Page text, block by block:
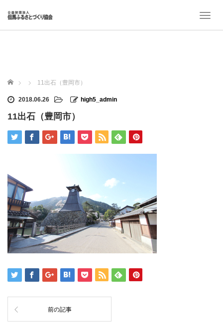
T
ホーム 11出石（豊岡市）
2018.06.26 high5_admin
11出石（豊岡市）
前の記事